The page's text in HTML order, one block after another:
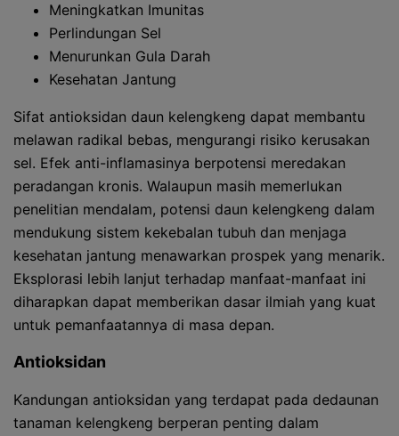
Meningkatkan Imunitas
Perlindungan Sel
Menurunkan Gula Darah
Kesehatan Jantung
Sifat antioksidan daun kelengkeng dapat membantu
melawan radikal bebas, mengurangi risiko kerusakan
sel. Efek anti-inflamasinya berpotensi meredakan
peradangan kronis. Walaupun masih memerlukan
penelitian mendalam, potensi daun kelengkeng dalam
mendukung sistem kekebalan tubuh dan menjaga
kesehatan jantung menawarkan prospek yang menarik.
Eksplorasi lebih lanjut terhadap manfaat-manfaat ini
diharapkan dapat memberikan dasar ilmiah yang kuat
untuk pemanfaatannya di masa depan.
Antioksidan
Kandungan antioksidan yang terdapat pada dedaunan
tanaman kelengkeng berperan penting dalam